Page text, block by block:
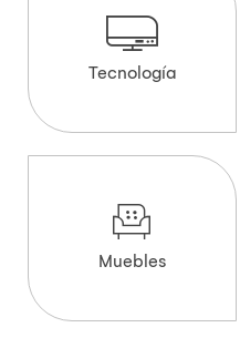
Tecnología
Muebles